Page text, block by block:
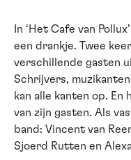
In ‘Het Cafe van
een drankje. Twee
verschillende gasten
Schrijvers,
kan alle kanten op. En
van zijn gasten. Als
band: Vincent van
Sjoerd Rutten en